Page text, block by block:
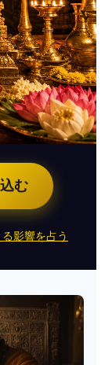
む
影響を占う